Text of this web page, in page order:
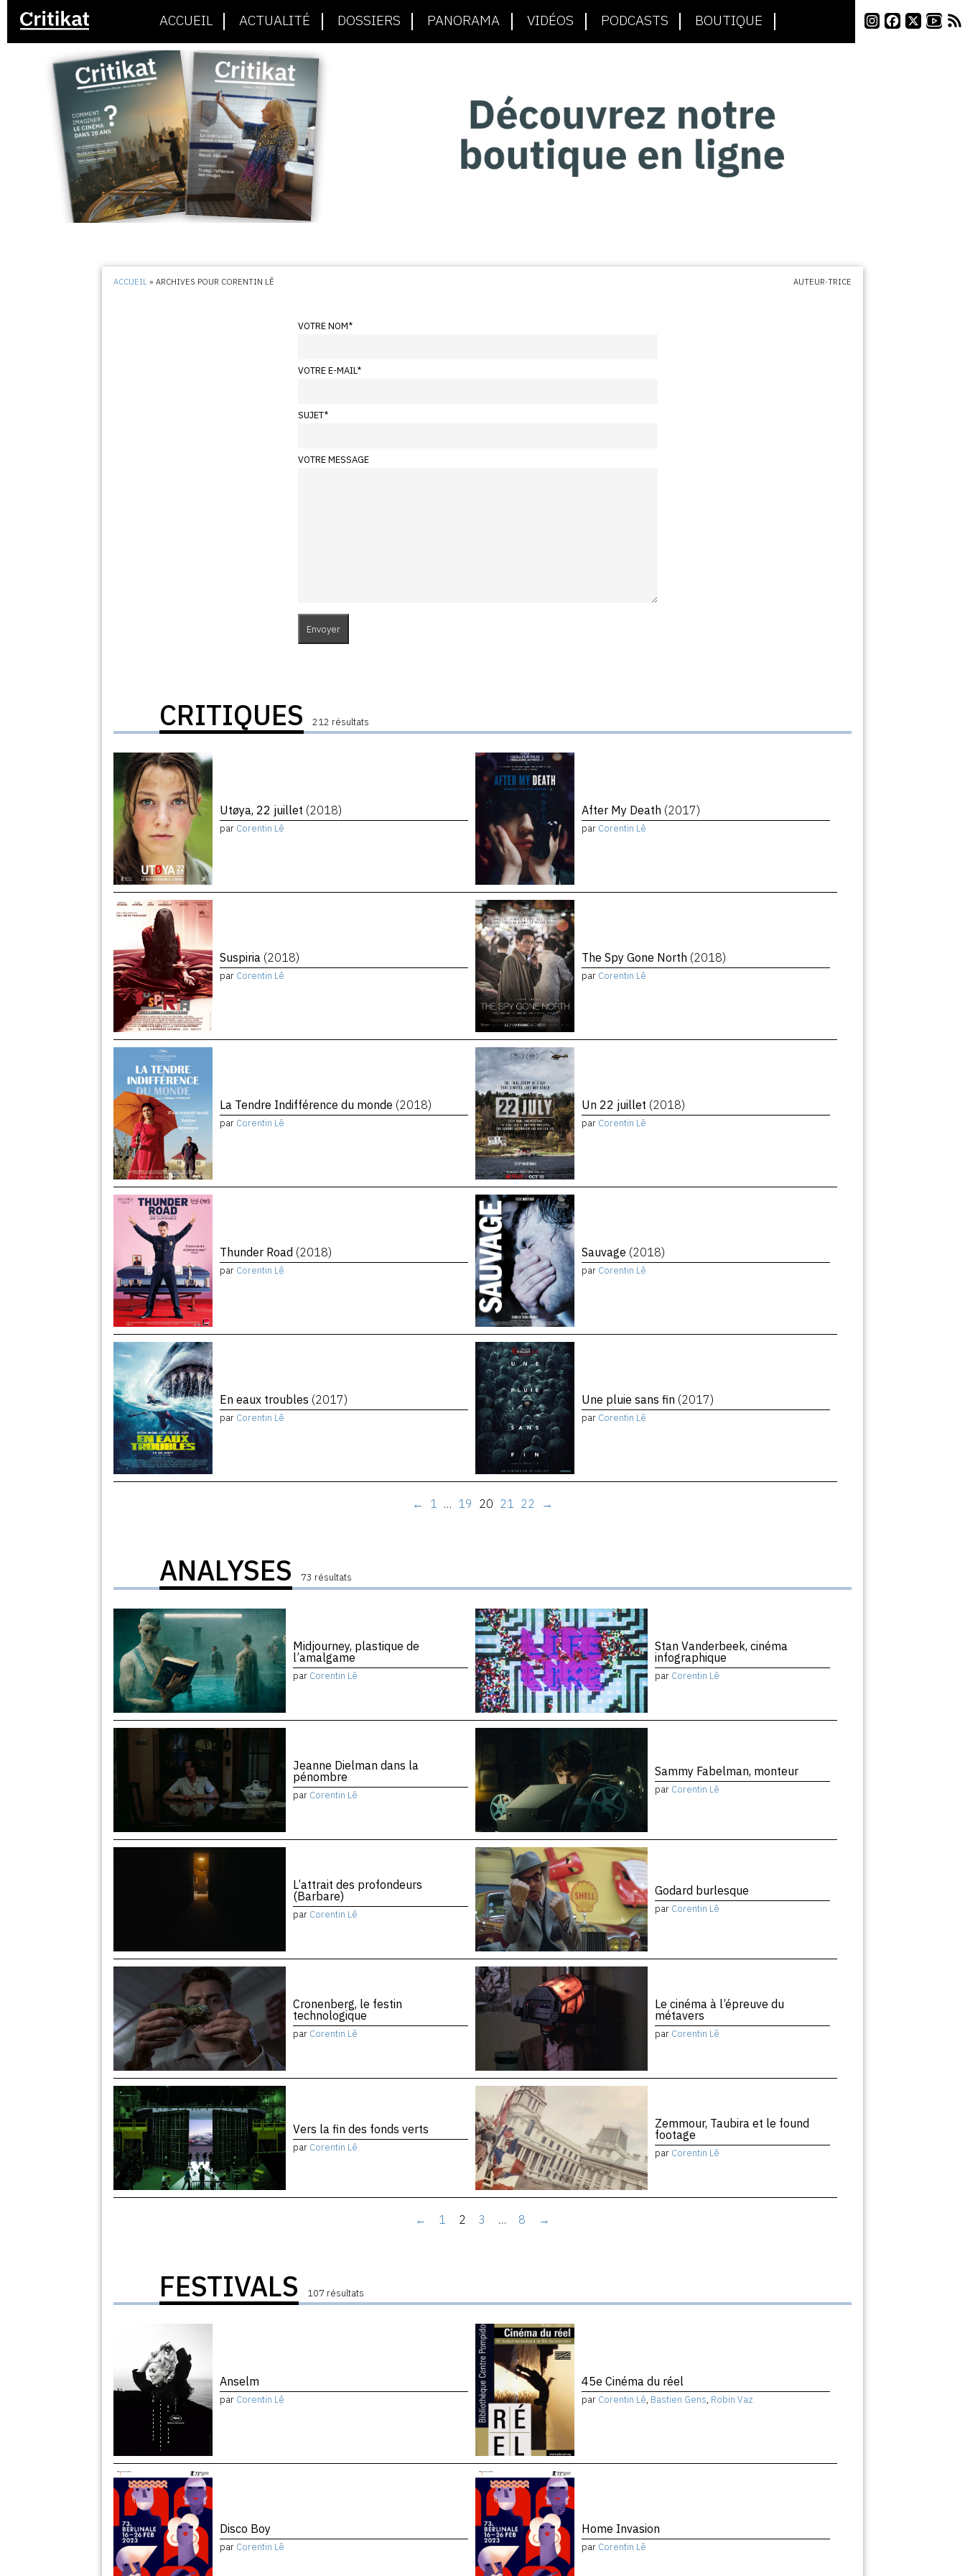
ACCUEIL ACTUALITÉ DOSSIERS PANORAMA VIDÉOS PODCASTS BOUTIQUE
ACCUEIL »ARCHIVES POUR CORENTIN LÊ AUTEUR·TRICE
VOTRE NOM*
VOTRE E-MAIL*
SUJET*
VOTRE MESSAGE
CRITIQUES 212 résultats
Utøya, 22 juillet (2018)
par Corentin Lê
After My Death (2017)
par Corentin Lê
Suspiria (2018)
par Corentin Lê
The Spy Gone North (2018)
par Corentin Lê
La Tendre Indifférence du monde (2018)
par Corentin Lê
Un 22 juillet (2018)
par Corentin Lê
Thunder Road (2018)
par Corentin Lê
Sauvage (2018)
par Corentin Lê
En eaux troubles (2017)
par Corentin Lê
Une pluie sans fin (2017)
par Corentin Lê
← 1 … 19 20 21 22 →
ANALYSES 73 résultats
Midjourney, plastique de
l’amalgame
par Corentin Lê
Stan Vanderbeek, cinéma
infographique
par Corentin Lê
Jeanne Dielman dans la
pénombre
par Corentin Lê
Sammy Fabelman, monteur
par Corentin Lê
L’attrait des profondeurs
(Barbare)
par Corentin Lê
Godard burlesque
par Corentin Lê
Cronenberg, le festin
technologique
par Corentin Lê
Le cinéma à l’épreuve du
métavers
par Corentin Lê
Vers la fin des fonds verts
par Corentin Lê
Zemmour, Taubira et le found
footage
par Corentin Lê
← 1 2 3 … 8 →
FESTIVALS 107 résultats
Anselm
par Corentin Lê
45e Cinéma du réel
par Corentin Lê, Bastien Gens, Robin Vaz
Disco Boy
par Corentin Lê
Home Invasion
par Corentin Lê